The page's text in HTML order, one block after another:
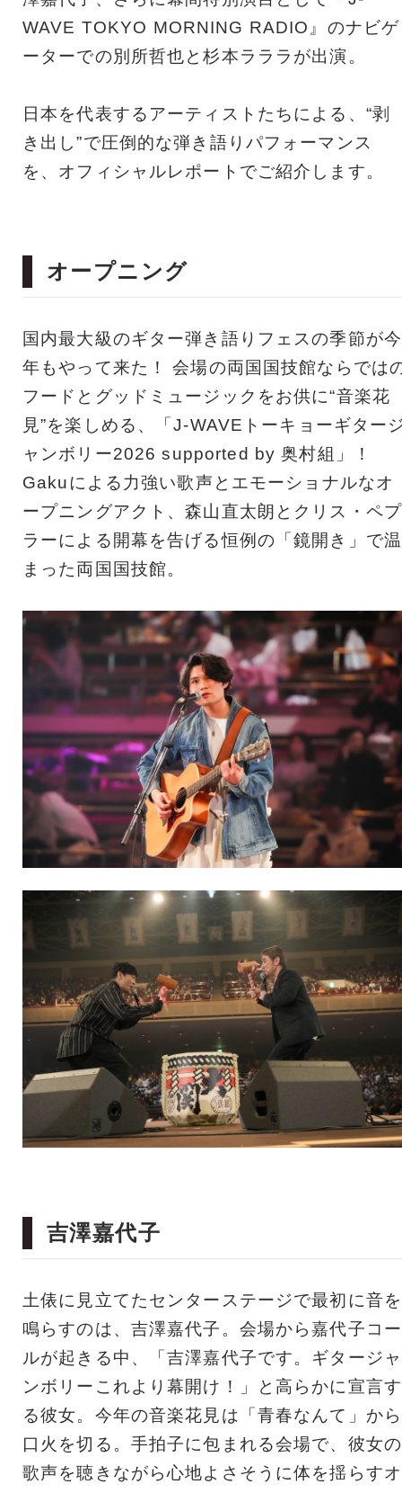
WAVE TOKYO MORNING RADIO』のナビゲ
ーターでの別所哲也と杉本ラララが出演。
日本を代表するアーティストたちによる、“剥
き出し”で圧倒的な弾き語りパフォーマンス
を、オフィシャルレポートでご紹介します。
オープニング
国内最大級のギター弾き語りフェスの季節が今
年もやって来た！ 会場の両国国技館ならでは
フードとグッドミュージックをお供に“音楽花
見”を楽しめる、「J-WAVEトーキョーギター
ャンボリー2026 supported by 奥村組」！
Gakuによる力強い歌声とエモーショナルなオ
ープニングアクト、森山直太朗とクリス・ペプ
ラーによる開幕を告げる恒例の「鏡開き」で温
まった両国国技館。
吉澤嘉代子
土俵に見立てたセンターステージで最初に音を
鳴らすのは、吉澤嘉代子。会場から嘉代子コー
ルが起きる中、「吉澤嘉代子です。ギタージャ
ンボリーこれより幕開け！」と高らかに宣言す
る彼女。今年の音楽花見は「青春なんて」から
口火を切る。手拍子に包まれる会場で、彼女の
歌声を聴きながら心地よさそうに体を揺らすオ